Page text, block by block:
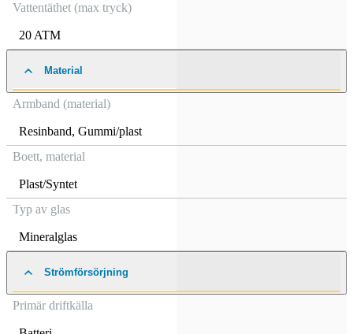
Vattentäthet (max tryck)
20 ATM
Material
Armband (material)
Resinband, Gummi/plast
Boett, material
Plast/Syntet
Typ av glas
Mineralglas
Strömförsörjning
Primär driftkälla